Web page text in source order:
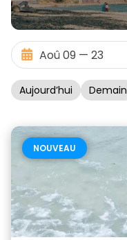
Aujourd’hui Demain
NOUVEAU